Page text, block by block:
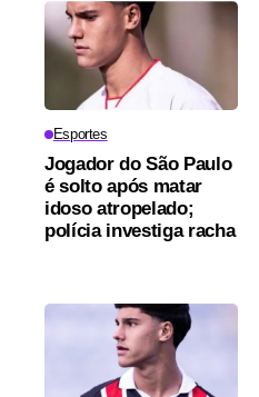
Esportes
Jogador do São Paulo
é solto após matar
idoso atropelado;
polícia investiga racha